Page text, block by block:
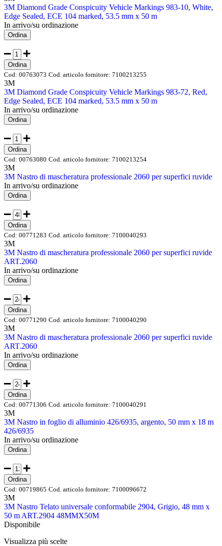
3M Diamond Grade Conspicuity Vehicle Markings 983-10, White,
Edge Sealed, ECE 104 marked, 53.5 mm x 50 m
In arrivo/su ordinazione
Ordina
Ordina
Cod: 00763073 Cod. articolo fornitore: 7100213255
3M
3M Diamond Grade Conspicuity Vehicle Markings 983-72, Red,
Edge Sealed, ECE 104 marked, 53.5 mm x 50 m
In arrivo/su ordinazione
Ordina
Ordina
Cod: 00763080 Cod. articolo fornitore: 7100213254
3M
3M Nastro di mascheratura professionale 2060 per superfici ruvide
In arrivo/su ordinazione
Ordina
Ordina
Cod: 00771283 Cod. articolo fornitore: 7100040293
3M
3M Nastro di mascheratura professionale 2060 per superfici ruvide
ART.2060
In arrivo/su ordinazione
Ordina
Ordina
Cod: 00771290 Cod. articolo fornitore: 7100040290
3M
3M Nastro di mascheratura professionale 2060 per superfici ruvide
ART.2060
In arrivo/su ordinazione
Ordina
Ordina
Cod: 00771306 Cod. articolo fornitore: 7100040291
3M
3M Nastro in foglio di alluminio 426/6935, argento, 50 mm x 18 m
426/6935
In arrivo/su ordinazione
Ordina
Ordina
Cod: 00719865 Cod. articolo fornitore: 7100096672
3M
3M Nastro Telato universale conformabile 2904, Grigio, 48 mm x
50 m ART.2904 48MMX50M
Disponibile
Visualizza più scelte